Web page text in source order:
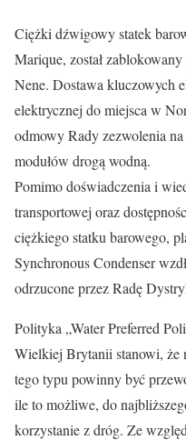
Ciężki dźwigowy statek
Marique, został
Nene. Dostawa kluczowych
elektrycznej do miejsca w
odmowy Rady zezwolenia
modułów drogą wodną.
Pomimo doświadczenia i
transportowej oraz
ciężkiego statku barowego,
Synchronous Condenser
odrzucone przez Radę
Polityka „Water Preferred
Wielkiej Brytanii stanowi, że
tego typu powinny być
ile to możliwe, do
korzystanie z dróg. Ze